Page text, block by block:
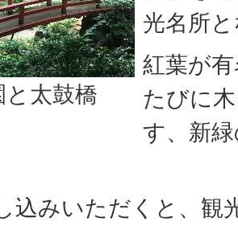
太鼓橋
光名所
紅葉が
たびに
す、新
込みいただくと、観